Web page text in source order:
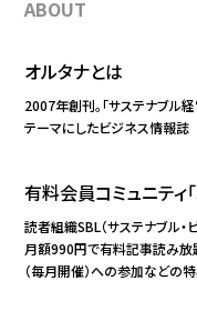
ABOUT
オルタナとは
2007年創刊。「サステナブル
テーマにしたビジネス情報誌
有料会員コミュニティ
読者組織SBL（サステナブル・
月額990円で有料記事読み放
（毎月開催）への参加などの